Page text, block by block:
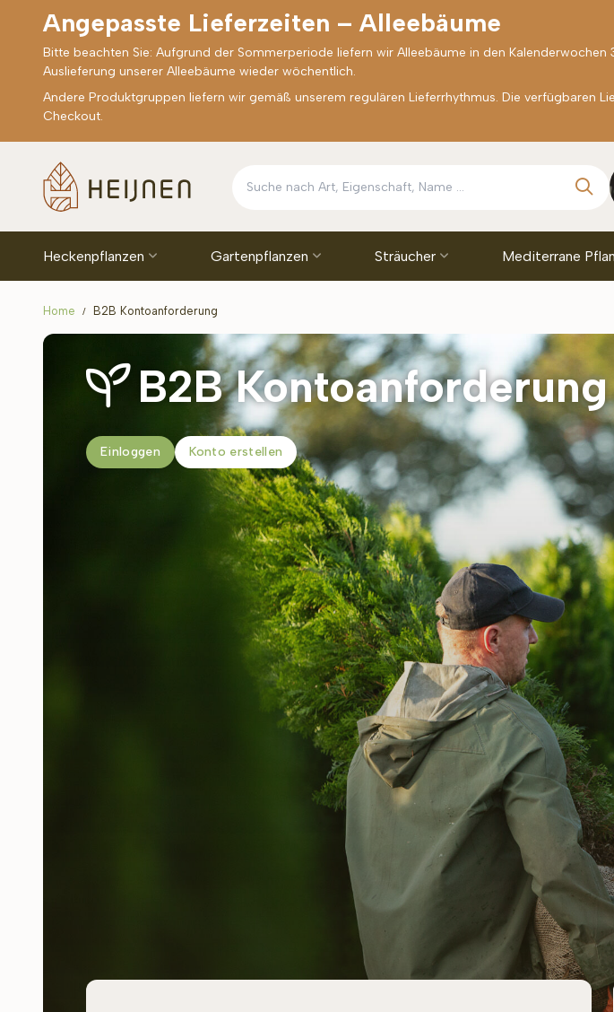
Heckenpflanzen Gartenpflanzen Sträucher Mediterrane
Angepasste Lieferzeiten – Alleebäume
Bitte beachten Sie: Aufgrund der Sommerperiode liefern wir Alleebäume in den
Auslieferung unserer Alleebäume wieder wöchentlich.
Andere Produktgruppen liefern wir gemäß unserem regulären Lieferrhythmus. Die verfügbaren
Checkout.
Home B2B Kontoanforderung
B2B Kontoanforderung
Einloggen Konto erstellen